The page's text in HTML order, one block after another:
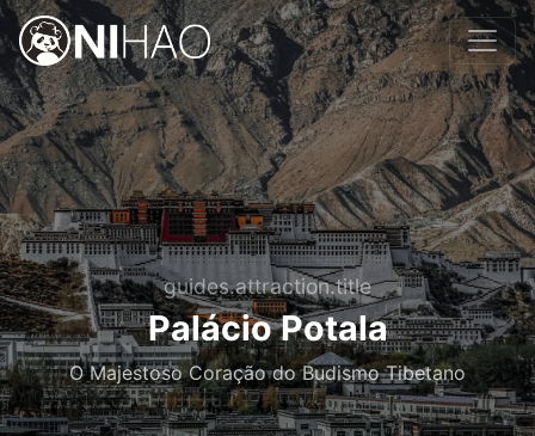
guides.attraction.title
Palácio Potala
O Majestoso Coração do Budismo Tibetano